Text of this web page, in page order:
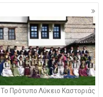
Το Πρότυπο Λύκειο Καστοριάς